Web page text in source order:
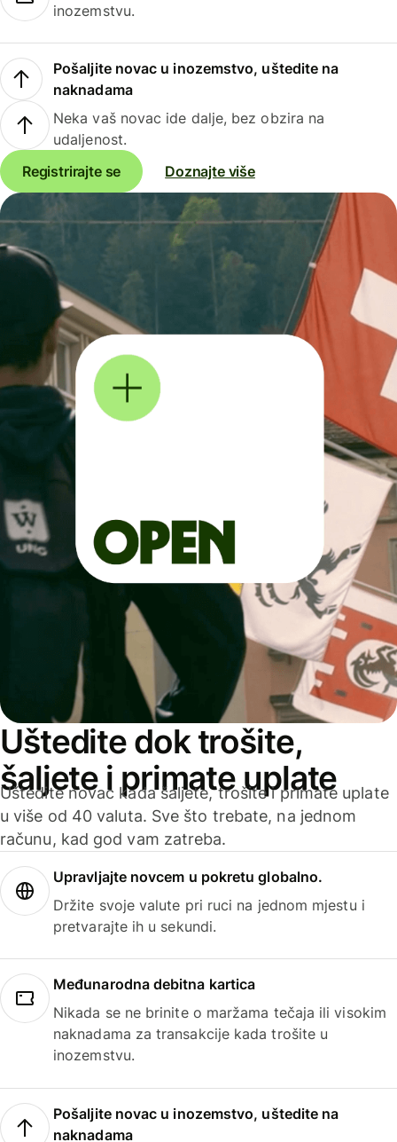
inozemstvu.
Pošaljite novac u inozemstvo, uštedite na
naknadama
Neka vaš novac ide dalje, bez obzira na
udaljenost.
Registrirajte se
Doznajte više
Uštedite dok trošite,
šaljete i primate uplate
Uštedite novac kada šaljete, trošite i primate uplate
u više od 40 valuta. Sve što trebate, na jednom
računu, kad god vam zatreba.
Upravljajte novcem u pokretu globalno.
Držite svoje valute pri ruci na jednom mjestu i
pretvarajte ih u sekundi.
Međunarodna debitna kartica
Nikada se ne brinite o maržama tečaja ili visokim
naknadama za transakcije kada trošite u
inozemstvu.
Pošaljite novac u inozemstvo, uštedite na
naknadama